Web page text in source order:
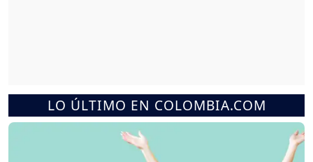
LO ÚLTIMO EN COLOMBIA.COM